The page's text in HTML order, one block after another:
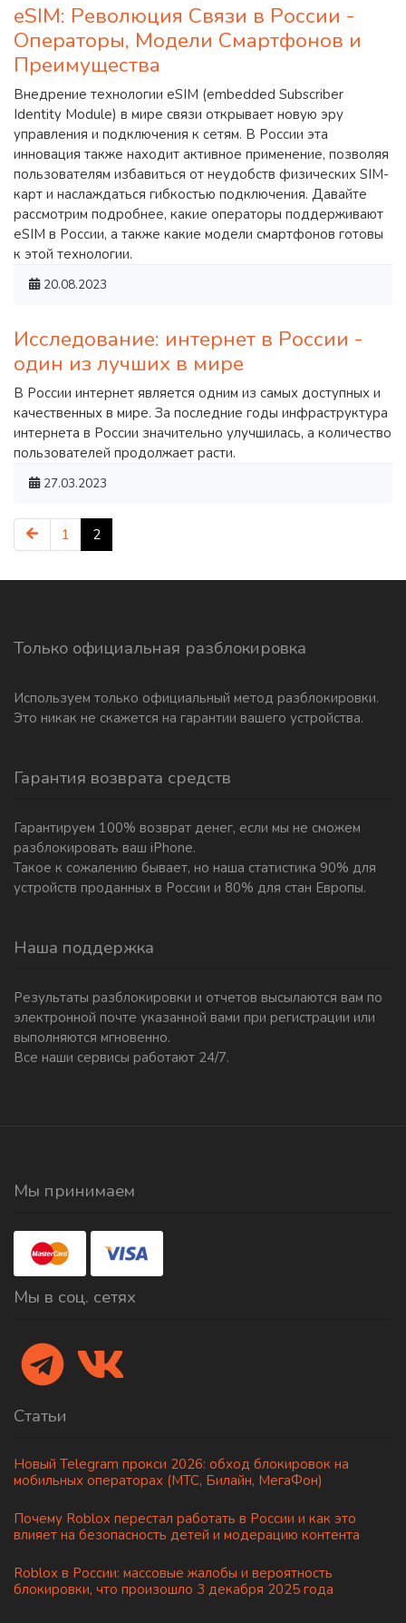
eSIM: Революция Связи в России -
Операторы, Модели Смартфонов и
Преимущества
Внедрение технологии eSIM (embedded Subscriber
Identity Module) в мире связи открывает новую эру
управления и подключения к сетям. В России эта
инновация также находит активное применение, позволяя
пользователям избавиться от неудобств физических SIM-
карт и наслаждаться гибкостью подключения. Давайте
рассмотрим подробнее, какие операторы поддерживают
eSIM в России, а также какие модели смартфонов готовы
к этой технологии.
20.08.2023
Исследование: интернет в России -
один из лучших в мире
В России интернет является одним из самых доступных и
качественных в мире. За последние годы инфраструктура
интернета в России значительно улучшилась, а количество
пользователей продолжает расти.
27.03.2023
1 2
Только официальная разблокировка
Используем только официальный метод разблокировки.
Это никак не скажется на гарантии вашего устройства.
Гарантия возврата средств
Гарантируем 100% возврат денег, если мы не сможем
разблокировать ваш iPhone.
Такое к сожалению бывает, но наша статистика 90% для
устройств проданных в России и 80% для стан Европы.
Наша поддержка
Результаты разблокировки и отчетов высылаются вам по
электронной почте указанной вами при регистрации или
выполняются мгновенно.
Все наши сервисы работают 24/7.
Мы принимаем
Мы в соц. сетях
Статьи
Новый Telegram прокси 2026: обход блокировок на
мобильных операторах (МТС, Билайн, МегаФон)
Почему Roblox перестал работать в России и как это
влияет на безопасность детей и модерацию контента
Roblox в России: массовые жалобы и вероятность
блокировки, что произошло 3 декабря 2025 года